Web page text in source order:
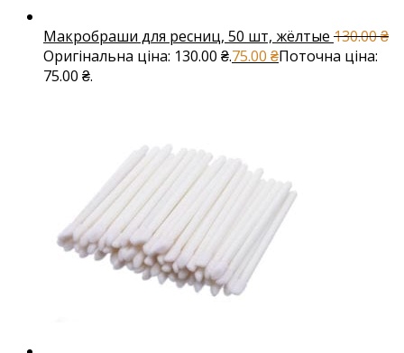
Макробраши для ресниц, 50 шт, жёлтые 130.00₴
Оригінальна ціна: 130.00 ₴.75.00 ₴Поточна ціна:
75.00 ₴.